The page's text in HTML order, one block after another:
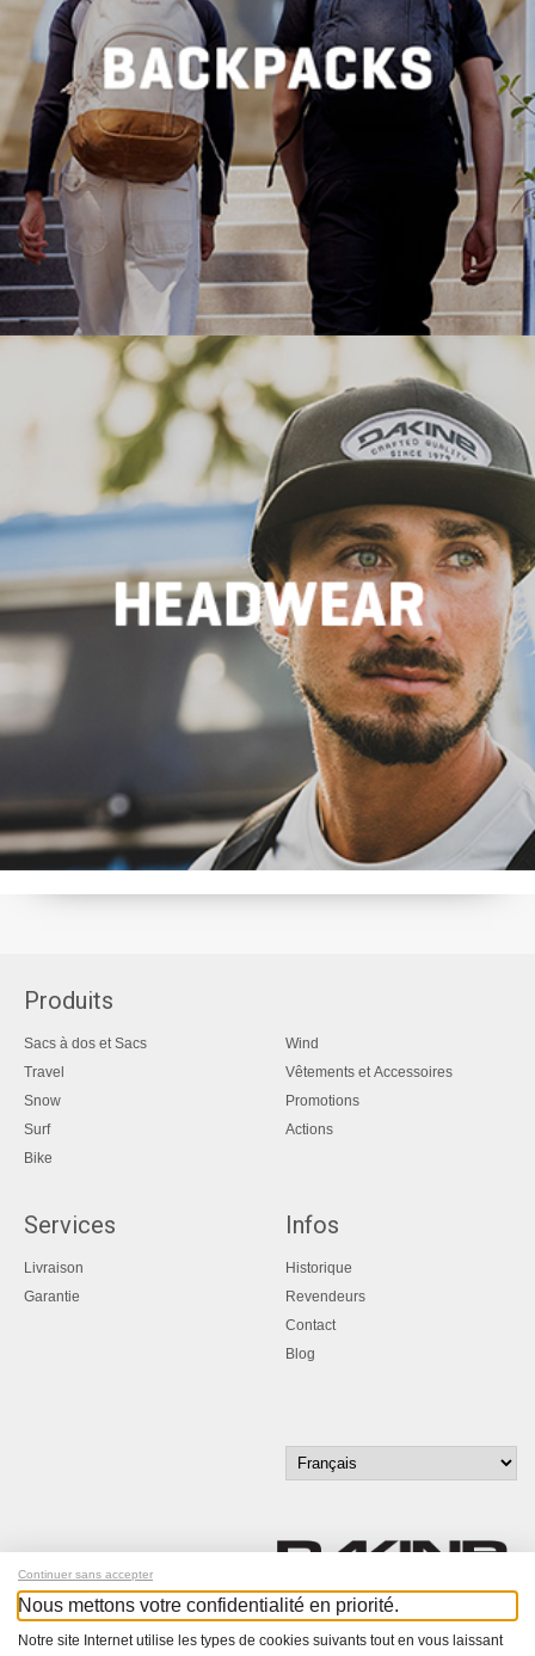
Produits
Sacs à dos et Sacs
Travel
Snow
Surf
Bike
Wind
Vêtements et Accessoires
Promotions
Actions
Services
Livraison
Garantie
Infos
Historique
Revendeurs
Contact
Blog
Continuer sans accepter
Nous mettons votre confidentialité en priorité.
Notre site Internet utilise les types de cookies suivants tout en vous laissant